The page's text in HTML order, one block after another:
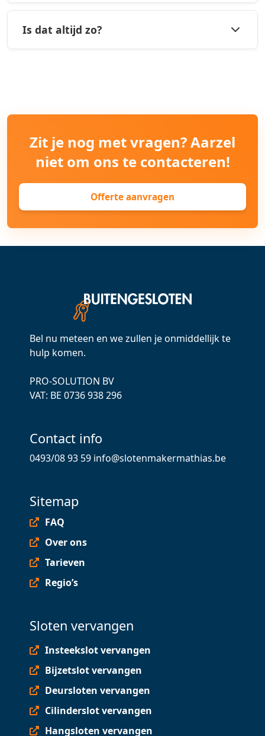
Is dat altijd zo?
Zit je nog met vragen? Aarzel
niet om ons te contacteren!
Offerte aanvragen
Bel nu meteen en we zullen je onmiddellijk te
hulp komen.
PRO-SOLUTION BV
VAT: ВЕ 0736 938 296
Contact info
0493/08 93 59 info@slotenmakermathias.be
Sitemap
FAQ
Over ons
Tarieven
Regio’s
Sloten vervangen
Insteekslot vervangen
Bijzetslot vervangen
Deursloten vervangen
Cilinderslot vervangen
Hangsloten vervangen